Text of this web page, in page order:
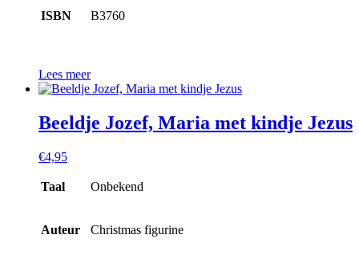
ISBN B3760
Lees meer
Beeldje Jozef, Maria met kindje Jezus
€4,95
Taal Onbekend
Auteur Christmas figurine